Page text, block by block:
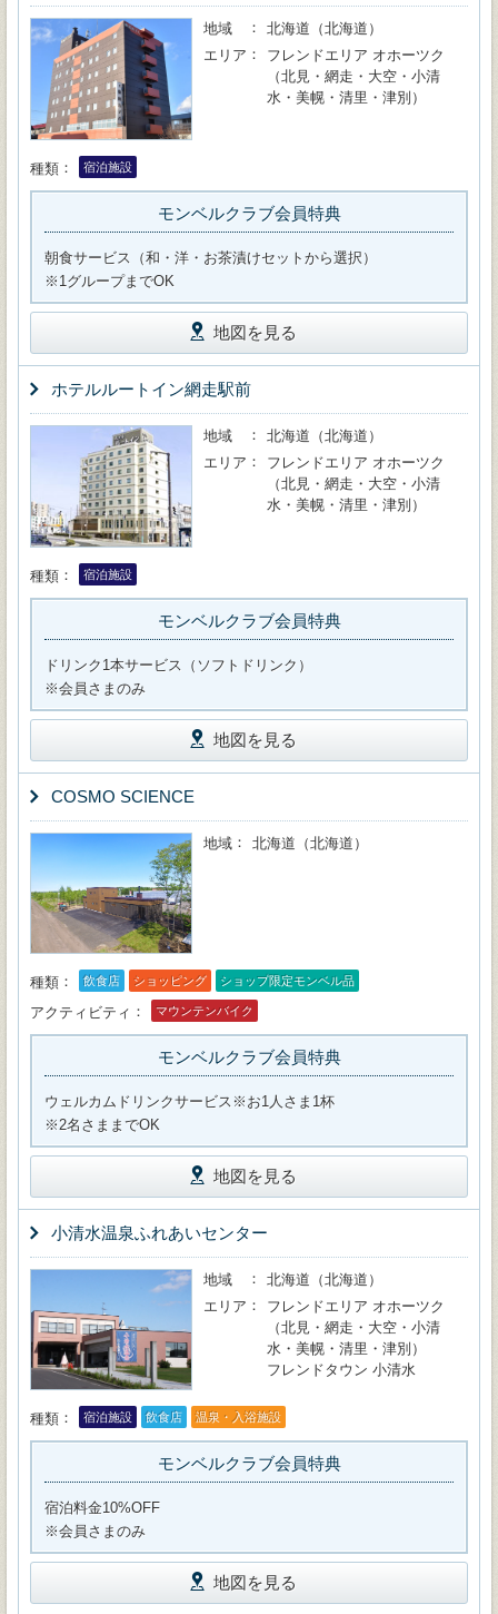
地域
北海道（北海道）
エリア
フレンドエリア オホーツク
（北見・網走・大空・小清
水・美幌・清里・津別）
種類 宿泊施設
モンベルクラブ会員特典
朝食サービス（和・洋・お茶漬けセットから選択）
※1グループまでOK
地図を見る
ホテルルートイン網走駅前
地域
北海道（北海道）
エリア
フレンドエリア オホーツク
（北見・網走・大空・小清
水・美幌・清里・津別）
種類 宿泊施設
モンベルクラブ会員特典
ドリンク1本サービス（ソフトドリンク）
※会員さまのみ
地図を見る
COSMO SCIENCE
地域 北海道（北海道）
種類 飲食店 ショッピング ショップ限定モンベル品
アクティビティ マウンテンバイク
モンベルクラブ会員特典
ウェルカムドリンクサービス※お1人さま1杯
※2名さままでOK
地図を見る
小清水温泉ふれあいセンター
地域
北海道（北海道）
エリア
フレンドエリア オホーツク
（北見・網走・大空・小清
水・美幌・清里・津別）
フレンドタウン 小清水
種類 宿泊施設 飲食店 温泉・入浴施設
モンベルクラブ会員特典
宿泊料金10%OFF
※会員さまのみ
地図を見る